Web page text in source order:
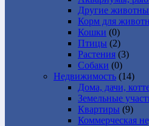
Другие
Корм для
Кошки (0)
Птицы (2)
Растения (3)
Собаки (0)
Недвижимость (14)
Дома, дачи,
Земельные
Квартиры (9)
Коммерческая